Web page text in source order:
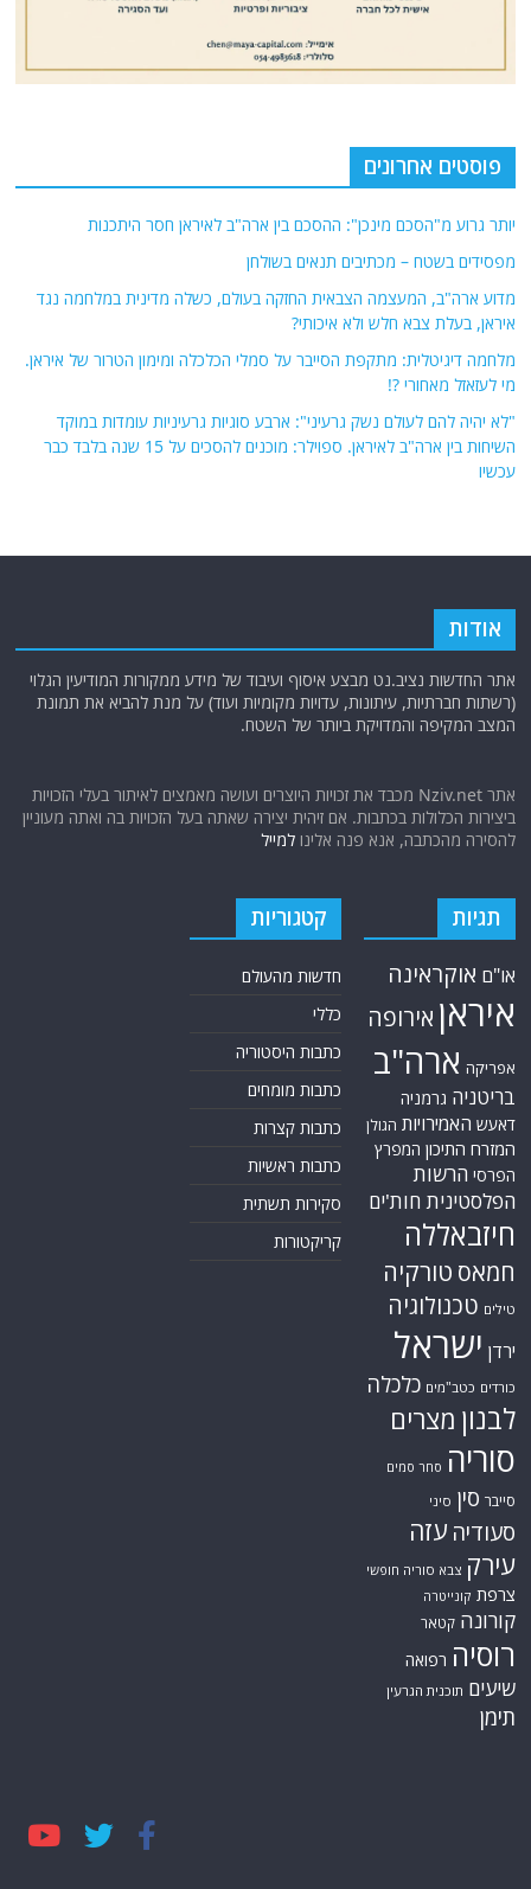
פוסטים אחרונים
יותר גרוע מ"הסכם מינכן": ההסכם בין ארה"ב לאיראן חסר היתכנות
מפסידים בשטח – מכתיבים תנאים בשולחן
מדוע ארה"ב, המעצמה הצבאית החזקה בעולם, כשלה מדינית במלחמה נגד
איראן, בעלת צבא חלש ולא איכותי?
מלחמה דיגיטלית: מתקפת הסייבר על סמלי הכלכלה ומימון הטרור של איראן.
מי לעזאזל מאחורי ?!
"לא יהיה להם לעולם נשק גרעיני": ארבע סוגיות גרעיניות עומדות במוקד
השיחות בין ארה"ב לאיראן. ספוילר: מוכנים להסכים על 15 שנה בלבד כבר
עכשיו
אודות
אתר החדשות נציב.נט מבצע איסוף ועיבוד של מידע ממקורות המודיעין הגלוי
(רשתות חברתיות, עיתונות, עדויות מקומיות ועוד) על מנת להביא את תמונת
המצב המקיפה והמדויקת ביותר של השטח.
אתר Nziv.net מכבד את זכויות היוצרים ועושה מאמצים לאיתור בעלי הזכויות
ביצירות הכלולות בכתבות. אם זיהית יצירה שאתה בעל הזכויות בה ואתה מעוניין
להסירה מהכתבה, אנא פנה אלינולמייל
תגיות
או"ם אוקראינה
איראן אירופה
אפריקה ארה"ב
בריטניה גרמניה
דאעש האמירויות הגולן
המזרח התיכון המפרץ
הפרסי הרשות
הפלסטינית חות'ים
חיזבאללה
חמאס טורקיה
טילים טכנולוגיה
ירדן ישראל
כורדים כטב"מים כלכלה
לבנון מצרים
סוריה סחר סמים
סייבר סין סיני
סעודיה עזה
עירק צבא סוריה חופשי
צרפת קונייטרה
קורונה קטאר
רוסיה רפואה
שיעים תוכנית הגרעין
תימן
קטגוריות
חדשות מהעולם
כללי
כתבות היסטוריה
כתבות מומחים
כתבות קצרות
כתבות ראשיות
סקירות תשתית
קריקטורות